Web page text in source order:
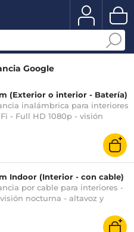
Google
(Exterior o interior - Batería)
inalámbrica para interiores
- Full HD 1080p - visión
y micrófono - campo de visión
de movimiento
Indoor (Interior - con cable)
por cable para interiores -
nocturna - altavoz y
de visión de 130° - detección